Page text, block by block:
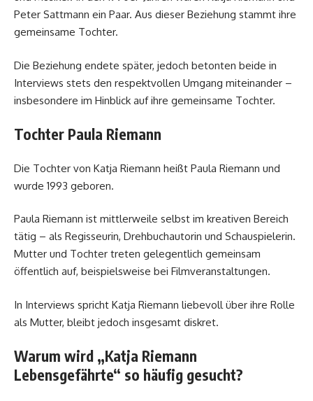
Peter Sattmann ein Paar. Aus dieser Beziehung stammt ihre
gemeinsame Tochter.
Die Beziehung endete später, jedoch betonten beide in
Interviews stets den respektvollen Umgang miteinander –
insbesondere im Hinblick auf ihre gemeinsame Tochter.
Tochter Paula Riemann
Die Tochter von Katja Riemann heißt Paula Riemann und
wurde 1993 geboren.
Paula Riemann ist mittlerweile selbst im kreativen Bereich
tätig – als Regisseurin, Drehbuchautorin und Schauspielerin.
Mutter und Tochter treten gelegentlich gemeinsam
öffentlich auf, beispielsweise bei Filmveranstaltungen.
In Interviews spricht Katja Riemann liebevoll über ihre Rolle
als Mutter, bleibt jedoch insgesamt diskret.
Warum wird „Katja Riemann
Lebensgefährte“ so häufig gesucht?